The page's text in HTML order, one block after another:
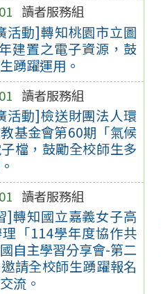
讀者服務組
活動]轉知桃園市立圖
建置之電子資源，鼓
踴躍運用。
讀者服務組
活動]檢送財團法人環
基金會第60期「氣候
檔，鼓勵全校師生多
讀者服務組
]轉知國立嘉義女子高
「114學年度協作共
自主學習分享會-第二
請全校師生踴躍報名
流。